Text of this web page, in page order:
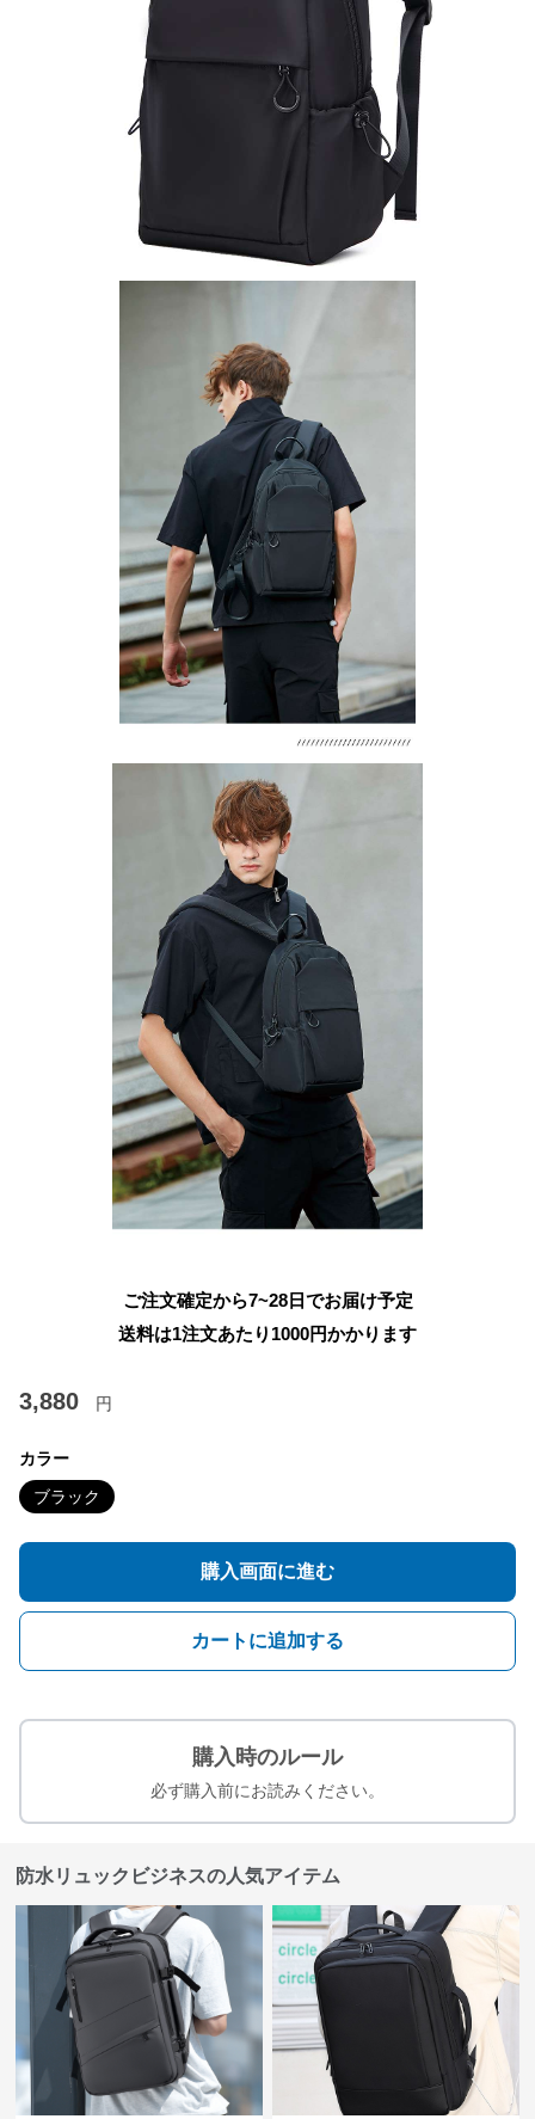
ご注文確定から7~28日でお届け予定
送料は1注文あたり 1000円かかります
3,880 円
カラー
ブラック
購入画面に進む
カートに追加する
購入時のルール
必ず購入前にお読みください。
防水リュックビジネスの人気アイテム